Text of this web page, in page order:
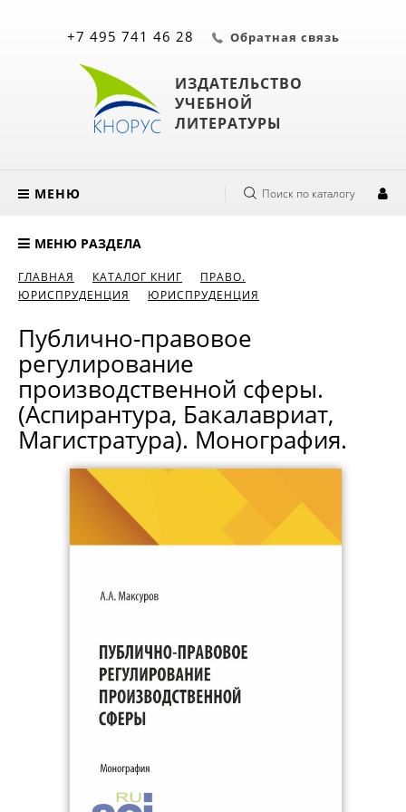
ИЗДАТЕЛЬСТВО
УЧЕБНОЙ
ЛИТЕРАТУРЫ
+7 495 741 46 28 Обратная связь
МЕНЮ Поиск по каталогу
МЕНЮ РАЗДЕЛА
ГЛАВНАЯ КАТАЛОГ КНИГ
ПРАВО.
ЮРИСПРУДЕНЦИЯ
ЮРИСПРУДЕНЦИЯ
Публично-правовое
регулирование
производственной сферы.
(Аспирантура, Бакалавриат,
Магистратура). Монография.